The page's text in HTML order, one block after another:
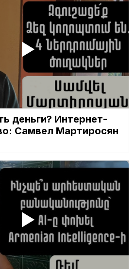
деньги? Интернет-
Самвел Мартиросян